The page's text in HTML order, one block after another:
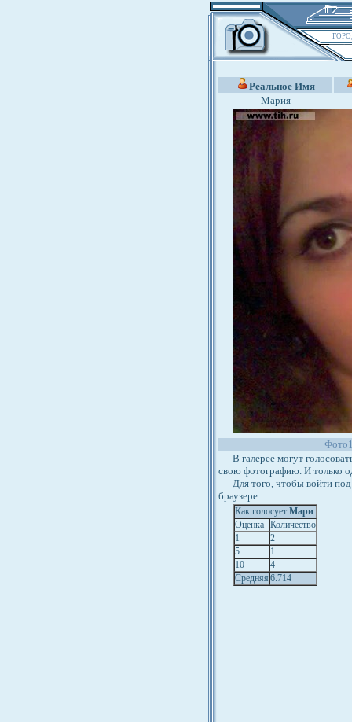
Реальное Имя
Мария
Фото1
В галерее могут
свою фотографию. И только
Для того, чтобы войти под
браузере.
Как голосует Мари
Оценка Количество
1
2
5
1
10
4
Средняя 6.714